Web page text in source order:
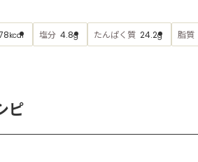
kcal 塩分 4.8g たんぱく質 24.2g 脂質
ピ